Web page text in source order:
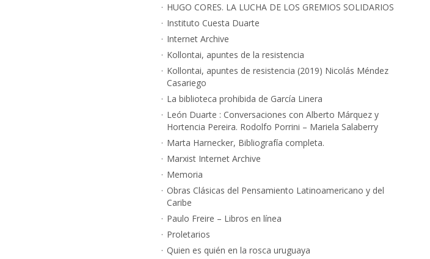
HUGO CORES. LA LUCHA DE LOS GREMIOS SOLIDARIOS
Instituto Cuesta Duarte
Internet Archive
Kollontai, apuntes de la resistencia
Kollontai, apuntes de resistencia (2019) Nicolás Méndez
Casariego
La biblioteca prohibida de García Linera
León Duarte : Conversaciones con Alberto Márquez y
Hortencia Pereira. Rodolfo Porrini – Mariela Salaberry
Marta Harnecker, Bibliografía completa.
Marxist Internet Archive
Memoria
Obras Clásicas del Pensamiento Latinoamericano y del
Caribe
Paulo Freire – Libros en línea
Proletarios
Quien es quién en la rosca uruguaya